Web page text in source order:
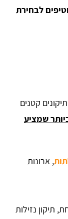
לבחירת
קטנים
שמציע
, ארונות
תיקון נזילות